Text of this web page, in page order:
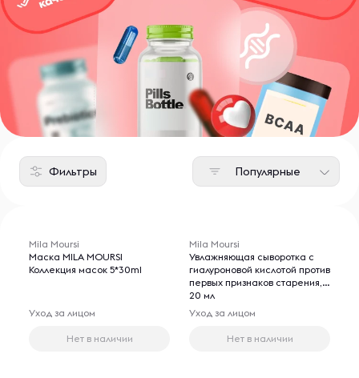
Фильтры Популярные
Mila Moursi
Маска MILA MOURSI
Коллекция масок 5*30ml
Уход за лицом
Нет в наличии
Mila Moursi
Увлажняющая сыворотка с
гиалуроновой кислотой против
первых признаков старения,
20 мл
Уход за лицом
Нет в наличии